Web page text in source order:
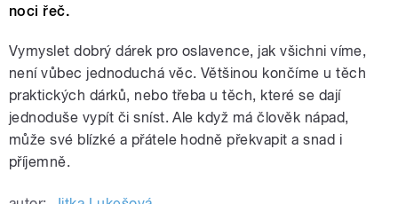
noci řeč.
Vymyslet dobrý dárek pro oslavence, jak všichni víme,
není vůbec jednoduchá věc. Většinou končíme u těch
praktických dárků, nebo třeba u těch, které se dají
jednoduše vypít či sníst. Ale když má člověk nápad,
může své blízké a přátele hodně překvapit a snad i
příjemně.